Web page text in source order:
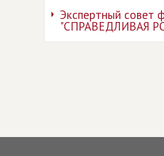
Экспертный совет
"СПРАВЕДЛИВАЯ